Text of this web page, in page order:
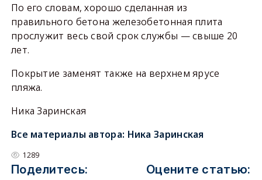
По его словам, хорошо сделанная из
правильного бетона железобетонная плита
прослужит весь свой срок службы — свыше 20
лет.
Покрытие заменят также на верхнем ярусе
пляжа.
Ника Заринская
Все материалы автора: Ника Заринская
1289
Поделитесь: Оцените статью: